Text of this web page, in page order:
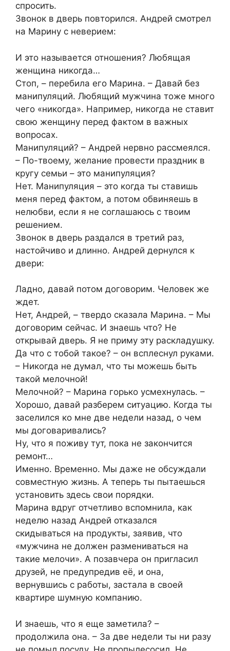
спросить.
Звонок в дверь повторился. Андрей смотрел
на Марину с неверием:
И это называется отношения? Любящая
женщина никогда…
Стоп, – перебила его Марина. – Давай без
манипуляций. Любящий мужчина тоже много
чего «никогда». Например, никогда не ставит
свою женщину перед фактом в важных
вопросах.
Манипуляций? – Андрей нервно рассмеялся.
– По-твоему, желание провести праздник в
кругу семьи – это манипуляция?
Нет. Манипуляция – это когда ты ставишь
меня перед фактом, а потом обвиняешь в
нелюбви, если я не соглашаюсь с твоим
решением.
Звонок в дверь раздался в третий раз,
настойчиво и длинно. Андрей дернулся к
двери:
Ладно, давай потом договорим. Человек же
ждет.
Нет, Андрей, – твердо сказала Марина. – Мы
договорим сейчас. И знаешь что? Не
открывай дверь. Я не приму эту раскладушку.
Да что с тобой такое? – он всплеснул руками.
– Никогда не думал, что ты можешь быть
такой мелочной!
Мелочной? – Марина горько усмехнулась. –
Хорошо, давай разберем ситуацию. Когда ты
заселился ко мне две недели назад, о чем
мы договаривались?
Ну, что я поживу тут, пока не закончится
ремонт…
Именно. Временно. Мы даже не обсуждали
совместную жизнь. А теперь ты пытаешься
установить здесь свои порядки.
Марина вдруг отчетливо вспомнила, как
неделю назад Андрей отказался
скидываться на продукты, заявив, что
«мужчина не должен размениваться на
такие мелочи». А позавчера он пригласил
друзей, не предупредив её, и она,
вернувшись с работы, застала в своей
квартире шумную компанию.
И знаешь, что я еще заметила? –
продолжила она. – За две недели ты ни разу